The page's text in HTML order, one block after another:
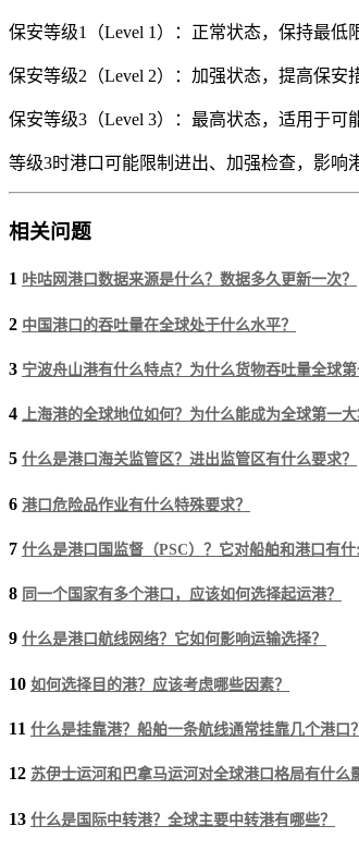
保安等级1（Level 1）：正常状态，保持最低
保安等级2（Level 2）：加强状态，提高保安
保安等级3（Level 3）：最高状态，适用于可
等级3时港口可能限制进出、加强检查，影响
相关问题
1 咔咕网港口数据来源是什么？数据多久更新一次？
2 中国港口的吞吐量在全球处于什么水平？
3 宁波舟山港有什么特点？为什么货物吞吐量全球第
4 上海港的全球地位如何？为什么能成为全球第一大
5 什么是港口海关监管区？进出监管区有什么要求？
6 港口危险品作业有什么特殊要求？
7 什么是港口国监督（PSC）？它对船舶和港口有什
8 同一个国家有多个港口，应该如何选择起运港？
9 什么是港口航线网络？它如何影响运输选择？
10 如何选择目的港？应该考虑哪些因素？
11 什么是挂靠港？船舶一条航线通常挂靠几个港口？
12 苏伊士运河和巴拿马运河对全球港口格局有什么
13 什么是国际中转港？全球主要中转港有哪些？